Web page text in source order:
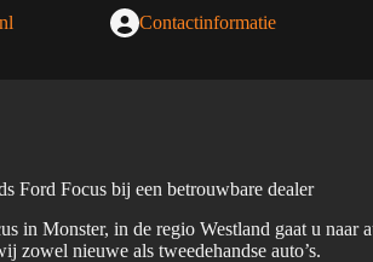
Contactinformatie
Ford Focus bij een betrouwbare dealer
in Monster, in de regio Westland gaat u
zowel nieuwe als tweedehandse auto’s.